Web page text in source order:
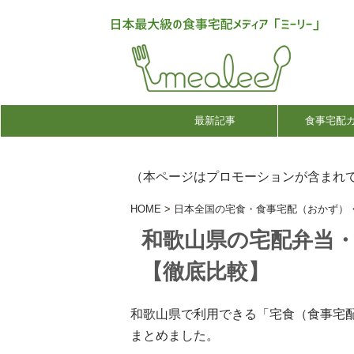
最新記事 食事宅配
（本ページはプロモーションが含まれ
HOME > 日本全国の宅食・食事宅配（おかず
和歌山県の宅配弁当
【徹底比較】
和歌山県で利用できる「宅食（食事宅
まとめました。